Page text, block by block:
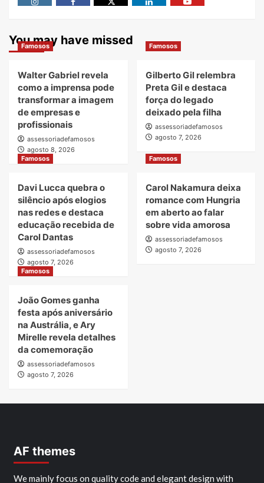
You may have missed
Famosos
Walter Gabriel revela
como a imprensa pode
transformar a imagem
de empresas e
profissionais
assessoriadefamosos
agosto 8, 2026
Famosos
Gilberto Gil relembra
Preta Gil e destaca
força do legado
deixado pela filha
assessoriadefamosos
agosto 7, 2026
Famosos
Davi Lucca quebra o
silêncio após elogios
nas redes e destaca
educação recebida de
Carol Dantas
assessoriadefamosos
agosto 7, 2026
Famosos
Carol Nakamura deixa
romance com Hungria
em aberto ao falar
sobre vida amorosa
assessoriadefamosos
agosto 7, 2026
Famosos
João Gomes ganha
festa após aniversário
na Austrália, e Ary
Mirelle revela detalhes
da comemoração
assessoriadefamosos
agosto 7, 2026
AF themes
We mainly focus on quality code and elegant design with